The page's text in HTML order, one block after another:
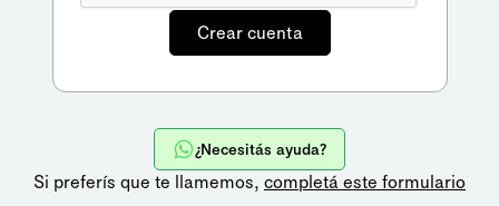
¿Necesitás ayuda?
Si preferís que te llamemos, completá este formulario